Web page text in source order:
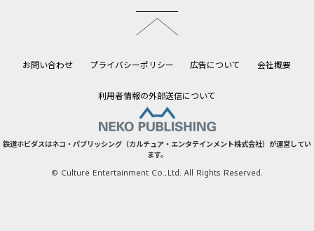
お問い合わせ プライバシーポリシー 広告について 会社概要
利用者情報の外部送信について
鉄道ホビダスはネコ・パブリッシング（カルチュア・エンタテインメント株式会社）が運営してい
ます。
© Culture Entertainment Co.,Ltd. All Rights Reserved.